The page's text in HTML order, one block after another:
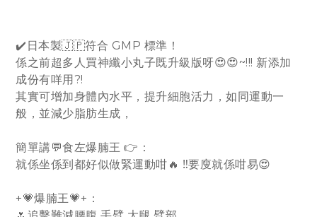
✔️日本製🇯🇵符合 GMP 標準！
係之前超多人買神纖小丸子既升級版呀😍😍~!!! 新添加
成份有咩用?!
其實可增加身體內水平，提升細胞活力，如同運動一
般，並減少脂肪生成，
簡單講💬食左爆腩王 👉：
就係坐係到都好似做緊運動咁🔥 ‼️要廋就係咁易😍
+💗爆腩王💗+：